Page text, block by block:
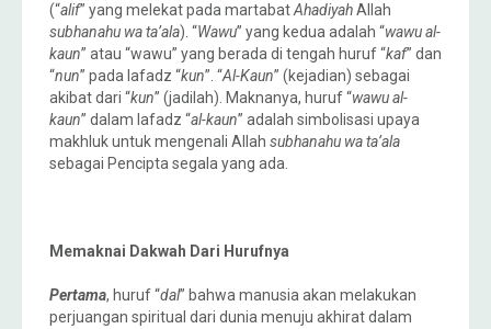
(“alif” yang melekat pada martabatAhadiyahAllah
subhanahu wa ta’ala). “Wawu” yang kedua adalah “wawu al-
kaun” atau “wawu” yang berada di tengah huruf “kaf” dan
“nun” pada lafadz “kun”. “Al-Kaun” (kejadian) sebagai
akibat dari “kun” (jadilah). Maknanya, huruf “wawu al-
kaun” dalam lafadz “al-kaun” adalah simbolisasi upaya
makhluk untuk mengenali Allah subhanahu wa ta’ala
sebagai Pencipta segala yang ada.
Memaknai Dakwah Dari Hurufnya
Pertama, huruf “dal” bahwa manusia akan melakukan
perjuangan spiritual dari dunia menuju akhirat dalam